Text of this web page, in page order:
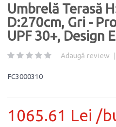
Umbrelă Terasă
D:270cm, Gri -
UPF 30+, Design
Adaugă review |
FC3000310